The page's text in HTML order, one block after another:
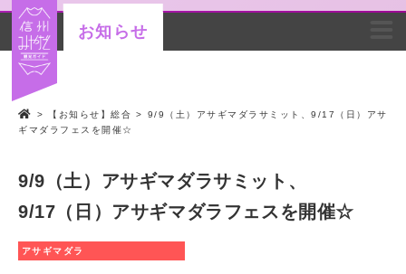
お知らせ
> 【お知らせ】総合 >
9/9（土）アサギマダラサミット、9/17（日）アサ
ギマダラフェスを開催☆
9/9（土）アサギマダラサミット、
9/17（日）アサギマダラフェスを開催☆
アサギマダラ